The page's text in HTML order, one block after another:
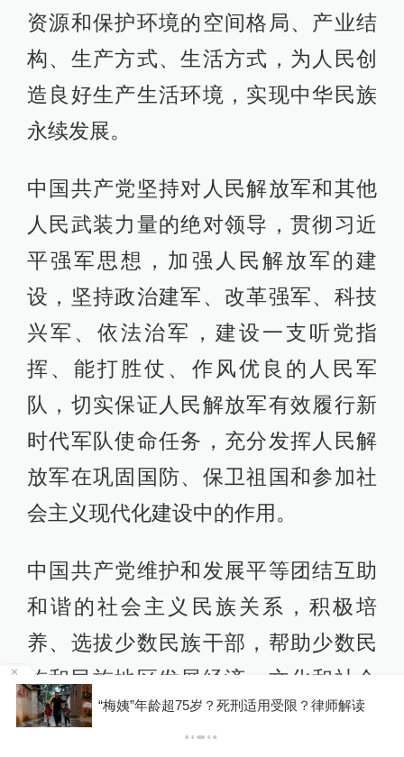
资源和保护环境的空间格局、产业结
构、生产方式、生活方式，为人民创
造良好生产生活环境，实现中华民族
永续发展。
中国共产党坚持对人民解放军和其他
人民武装力量的绝对领导，贯彻习近
平强军思想，加强人民解放军的建
设，坚持政治建军、改革强军、科技
兴军、依法治军，建设一支听党指
挥、能打胜仗、作风优良的人民军
队，切实保证人民解放军有效履行新
时代军队使命任务，充分发挥人民解
放军在巩固国防、保卫祖国和参加社
会主义现代化建设中的作用。
中国共产党维护和发展平等团结互助
和谐的社会主义民族关系，积极培
养、选拔少数民族干部，帮助少数民
族和民族地区发展经济、文化和社会
事业，铸牢中华民族共同体意识，实
“梅姨”年龄超75岁？死刑适用受限？律师解读